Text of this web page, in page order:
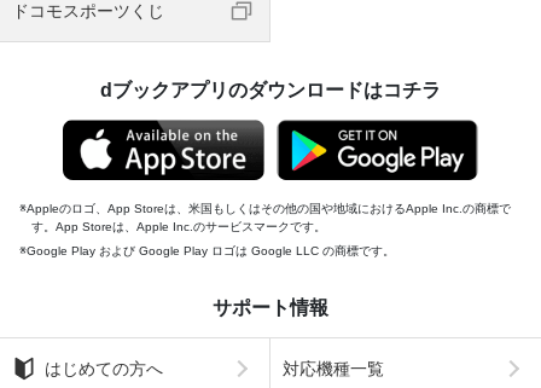
ドコモスポーツくじ
dブックアプリのダウンロードはコチラ
Appleのロゴ、App Storeは、米国もしくはその他の国や地域におけるApple Inc.の商標で
す。App Storeは、Apple Inc.のサービスマークです。
Google Play および Google Play ロゴは Google LLC の商標です。
サポート情報
はじめての方へ 対応機種一覧